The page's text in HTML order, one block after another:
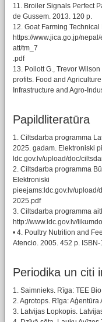
11. Broiler Signals Perfect
de Gussem. 2013. 120 p.
12. Goat Farming
https://www.jica.go.jp/
att/tm_7
.pdf
13. Pollott G., Trevor
profits. Food and
Infrastructure and Agro-
Papildliteratūra
1. Ciltsdarba programma
2025. gadam. Elektroniski
ldc.gov.lv/upload/doc/
2. Ciltsdarba programma
Elektroniski
pieejams:ldc.gov.lv/upload/
2025.pdf
3. Ciltsdarba programma
http://www.ldc.gov.lv/
• 4. Poultry Nutrition and
Atencio. 2005. 452 p.
Periodika un citi
1. Saimnieks. Rīga: TEE
2. Agrotops. Rīga:
3. Latvijas Lopkopis.